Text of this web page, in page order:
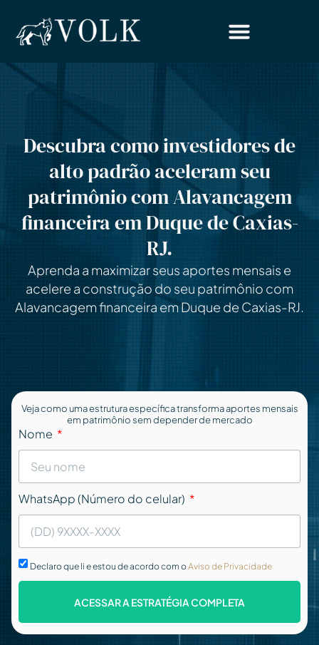
Descubra como investidores de
alto padrão aceleram seu
patrimônio com Alavancagem
financeira em Duque de Caxias-
RJ.
Aprenda a maximizar seus aportes mensais e
acelere a construção do seu patrimônio com
Alavancagem financeira em Duque de Caxias-RJ.
Veja como uma estrutura específica transforma aportes mensais
em patrimônio sem depender de mercado
Nome
WhatsApp (Número do celular)
Declaro que li e estou de acordo com oAviso de Privacidade
ACESSAR A ESTRATÉGIA COMPLETA